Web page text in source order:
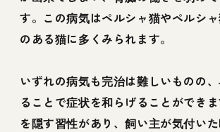
す。この病気はペルシャ猫やペルシ
のある猫に多くみられます。
いずれの病気も完治は難しいものの
ることで症状を和らげることができ
を隠す習性があり、飼い主が気付い